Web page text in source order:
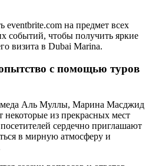
на предмет всех
событий, чтобы получить яркие
визита в Dubai Marina.
с помощью туров
Аль Муллы, Марина Масджид
из прекрасных мест
сердечно приглашают
в мирную атмосферу и